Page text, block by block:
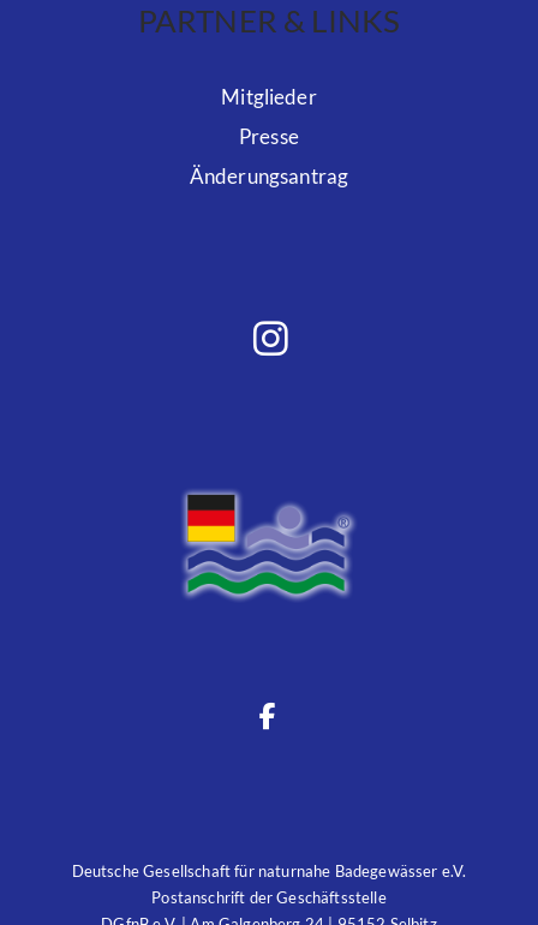
PARTNER & LINKS
Mitglieder
Presse
Änderungsantrag
Deutsche Gesellschaft für naturnahe Badegewässer e.V.
Postanschrift der Geschäftsstelle